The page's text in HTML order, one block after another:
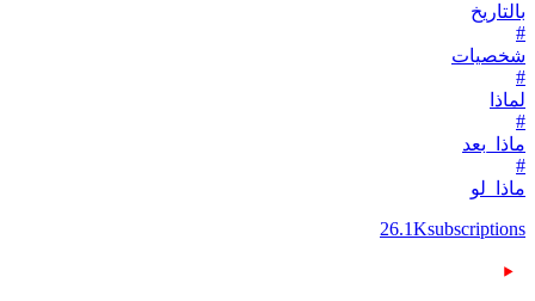
بالتاريخ
#
شخصيات
#
لماذا
#
ماذا_بعد
#
ماذا_لو
26.1Ksubscriptions